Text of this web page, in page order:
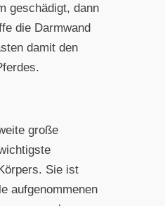
geschädigt, dann
die Darmwand
damit den
große
Sie ist
aufgenommenen